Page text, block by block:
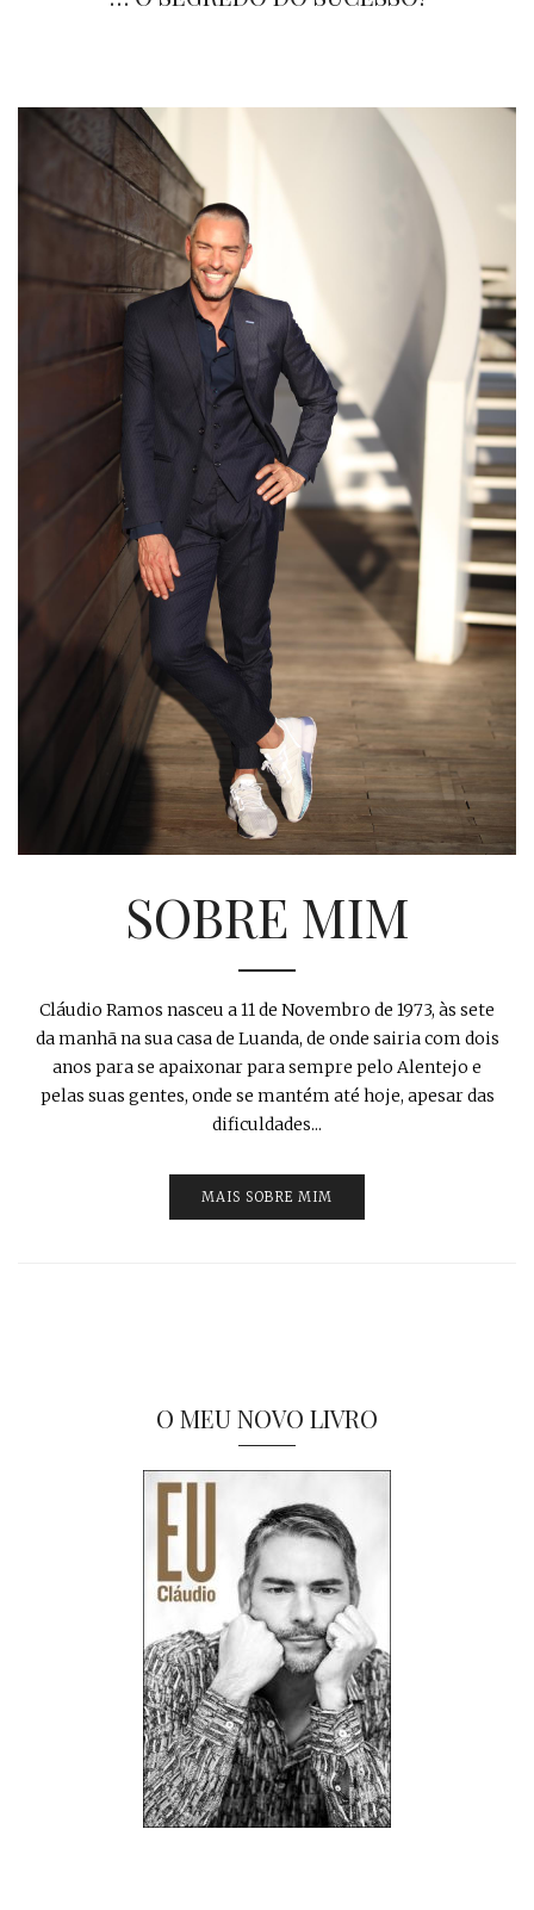
SOBRE MIM
Cláudio Ramos nasceu a 11 de Novembro de 1973, às sete
da manhã na sua casa de Luanda, de onde sairia com dois
anos para se apaixonar para sempre pelo Alentejo e
pelas suas gentes, onde se mantém até hoje, apesar das
dificuldades...
MAIS SOBRE MIM
O MEU NOVO LIVRO